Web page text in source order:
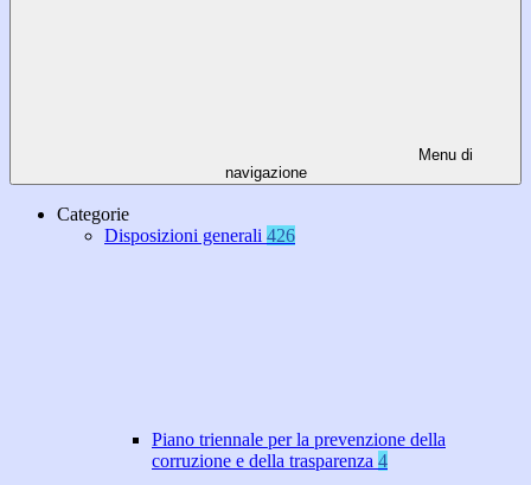
Menu di
navigazione
Categorie
Disposizioni generali 426
Piano triennale per la prevenzione della
corruzione e della trasparenza 4